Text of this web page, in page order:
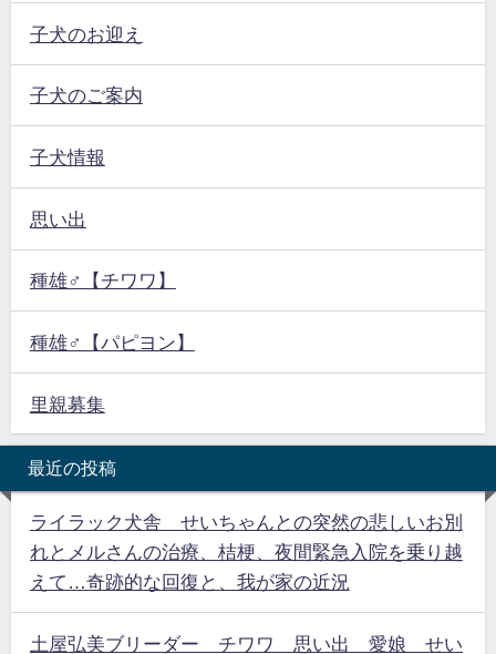
子犬のお迎え
子犬のご案内
子犬情報
思い出
種雄♂【チワワ】
種雄♂【パピヨン】
里親募集
最近の投稿
ライラック犬舎 せいちゃんとの突然の悲しいお別
れとメルさんの治療、桔梗、夜間緊急入院を乗り越
えて…奇跡的な回復と、我が家の近況
土屋弘美ブリーダー チワワ 思い出 愛娘 せい